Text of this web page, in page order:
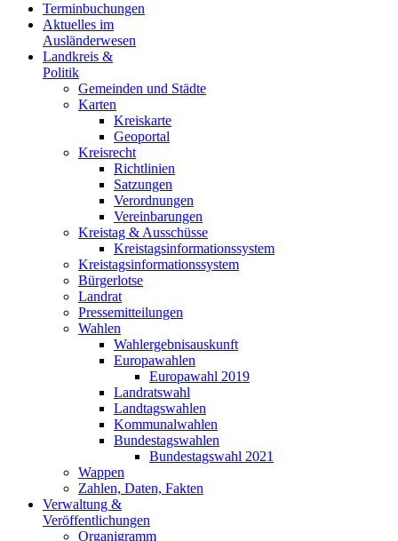
Terminbuchungen
Aktuelles im
Ausländerwesen
Landkreis &
Politik
Gemeinden und Städte
Karten
Kreiskarte
Geoportal
Kreisrecht
Richtlinien
Satzungen
Verordnungen
Vereinbarungen
Kreistag & Ausschüsse
Kreistagsinformationssystem
Kreistagsinformationssystem
Bürgerlotse
Landrat
Pressemitteilungen
Wahlen
Wahlergebnisauskunft
Europawahlen
Europawahl 2019
Landratswahl
Landtagswahlen
Kommunalwahlen
Bundestagswahlen
Bundestagswahl 2021
Wappen
Zahlen, Daten, Fakten
Verwaltung &
Veröffentlichungen
Organigramm